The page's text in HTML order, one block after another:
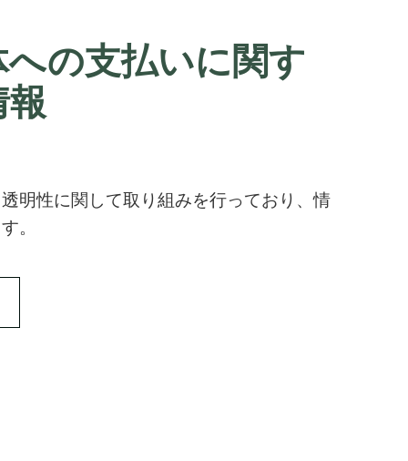
の支払いに関す
明性に関して取り組みを行っており、情
。